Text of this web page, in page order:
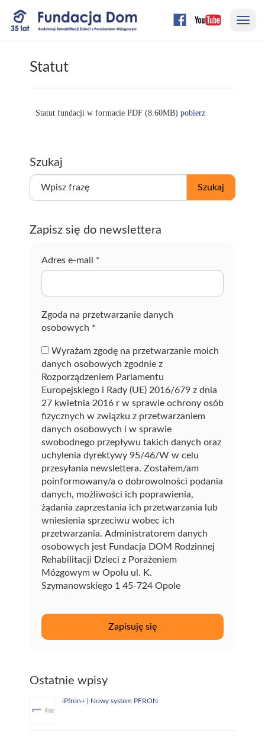
Przejdź
do
Statut
Statut fundacji w formacie PDF (8.60MB) pobierz
Szukaj
W
z
Szukaj
Zapisz się do newslettera
Adres e-mail *
Zgoda na przetwarzanie danych
osobowych *
Wyrażam zgodę na przetwarzanie moich
danych osobowych zgodnie z
Rozporządzeniem Parlamentu
Europejskiego i Rady (UE) 2016/679 z dnia
27 kwietnia 2016 r w sprawie ochrony osób
fizycznych w związku z przetwarzaniem
danych osobowych i w sprawie
swobodnego przepływu takich danych oraz
uchylenia dyrektywy 95/46/W w celu
przesyłania newslettera. Zostałem/am
poinformowany/a o dobrowolności podania
danych, możliwości ich poprawienia,
żądania zaprzestania ich przetwarzania lub
wniesienia sprzeciwu wobec ich
przetwarzania. Administratorem danych
osobowych jest Fundacja DOM Rodzinnej
Rehabilitacji Dzieci z Porażeniem
Mózgowym w Opolu ul. K.
Szymanowskiego 1 45-724 Opole
Ostatnie wpisy
iPfron+ | Nowy system PFRON